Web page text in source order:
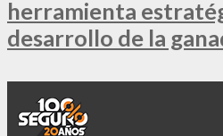
herramienta
desarrollo de la